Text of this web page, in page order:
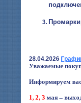
28.04.2026
Уважаемые
Информируем
1, 2, 3 мая –